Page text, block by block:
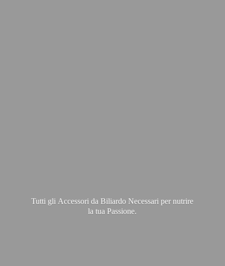
Tutti gli Accessori da Biliardo Necessari per nutrire
latua Passione.